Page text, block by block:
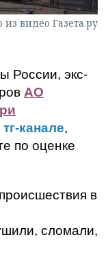
из видео Газета.ру
России, экс-
АО
тг-канале,
по оценке
в
сломали,